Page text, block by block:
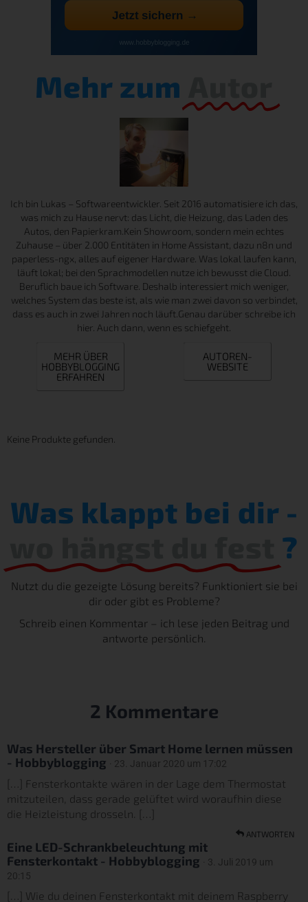
Mehr zum
Ich bin Lukas – Softwareentwickler. Seit 2016 automatisiere ich das,
was mich zu Hause nervt: das Licht, die Heizung, das Laden des
Autos, den Papierkram.Kein Showroom, sondern mein echtes
Zuhause – über 2.000 Entitäten in Home Assistant, dazu n8n und
paperless-ngx, alles auf eigener Hardware. Was lokal laufen kann,
läuft lokal; bei den Sprachmodellen nutze ich bewusst die Cloud.
Beruflich baue ich Software. Deshalb interessiert mich weniger,
welches System das beste ist, als wie man zwei davon so verbindet,
dass es auch in zwei Jahren noch läuft.Genau darüber schreibe ich
hier. Auch dann, wenn es schiefgeht.
MEHR ÜBER
HOBBYBLOGGING
ERFAHREN
AUTOREN-
WEBSITE
Keine Produkte gefunden.
Was klappt bei dir -
?
Nutzt du die gezeigte Lösung bereits? Funktioniert sie bei
dir oder gibt es Probleme?
Schreib einen Kommentar – ich lese jeden Beitrag und
antworte persönlich.
2 Kommentare
Was Hersteller über Smart Home lernen müssen
- Hobbyblogging
· 23. Januar 2020 um 17:02
[…] Fensterkontakte wären in der Lage dem Thermostat
mitzuteilen, dass gerade gelüftet wird woraufhin diese
die Heizleistung drosseln. […]
ANTWORTEN
Eine LED-Schrankbeleuchtung mit
Fensterkontakt - Hobbyblogging
· 3. Juli 2019 um
20:15
[…] Wie du deinen Fensterkontakt mit deinem Raspberry